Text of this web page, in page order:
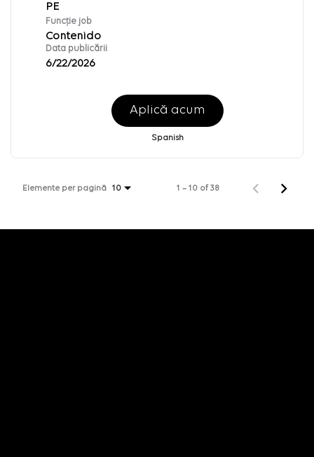
Funcție job
Contenido
Data publicării
6/22/2026
Aplică acum
Spanish
Elemente per pagină 10 1 – 10 of 38